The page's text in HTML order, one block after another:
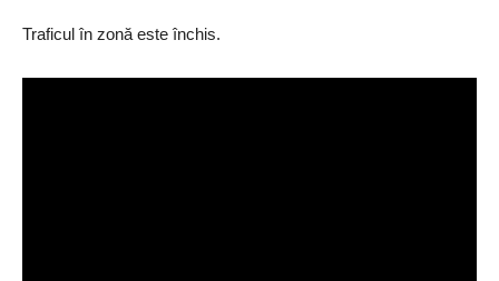
Traficul în zonă este închis.